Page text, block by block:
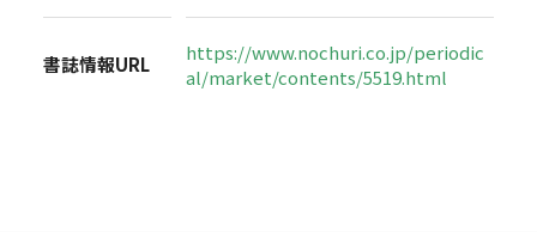
書誌情報URL
https://www.nochuri.co.jp/periodic
al/market/contents/5519.html